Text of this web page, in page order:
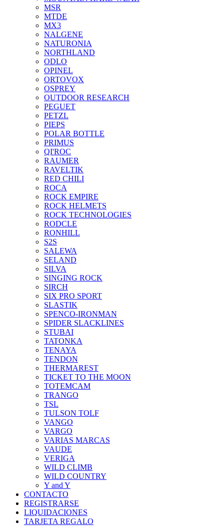
MSR
MTDE
MX3
NALGENE
NATURONIA
NORTHLAND
ODLO
OPINEL
ORTOVOX
OSPREY
OUTDOOR RESEARCH
PEGUET
PETZL
PIEPS
POLAR BOTTLE
PRIMUS
QI'ROC
RAUMER
RAVELTIK
RED CHILI
ROCA
ROCK EMPIRE
ROCK HELMETS
ROCK TECHNOLOGIES
RODCLE
RONHILL
S2S
SALEWA
SELAND
SILVA
SINGING ROCK
SIRCH
SIX PRO SPORT
SLASTIK
SPENCO-IRONMAN
SPIDER SLACKLINES
STUBAI
TATONKA
TENAYA
TENDON
THERMAREST
TICKET TO THE MOON
TOTEMCAM
TRANGO
TSL
TULSON TOLF
VANGO
VARGO
VARIAS MARCAS
VAUDE
VERIGA
WILD CLIMB
WILD COUNTRY
Y and Y
CONTACTO
REGISTRARSE
LIQUIDACIONES
TARJETA REGALO